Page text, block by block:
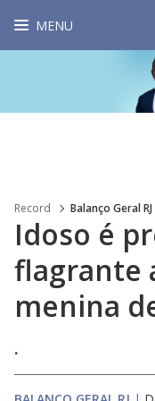
MENU
Record Balanço Geral RJ
Idoso é
flagrante
menina
.